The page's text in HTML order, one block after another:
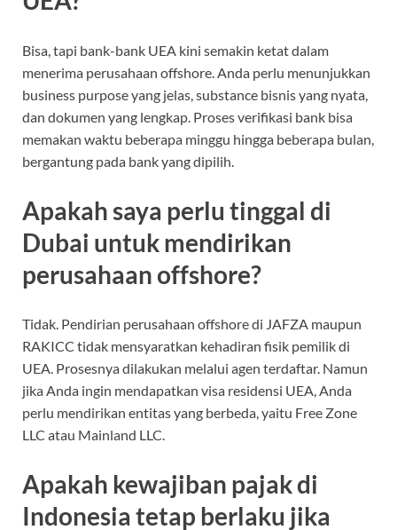
Bisa, tapi bank-bank UEA kini semakin ketat dalam
menerima perusahaan offshore. Anda perlu menunjukkan
business purpose yang jelas, substance bisnis yang nyata,
dan dokumen yang lengkap. Proses verifikasi bank bisa
memakan waktu beberapa minggu hingga beberapa bulan,
bergantung pada bank yang dipilih.
Apakah saya perlu tinggal di
Dubai untuk mendirikan
perusahaan offshore?
Tidak. Pendirian perusahaan offshore di JAFZA maupun
RAKICC tidak mensyaratkan kehadiran fisik pemilik di
UEA. Prosesnya dilakukan melalui agen terdaftar. Namun
jika Anda ingin mendapatkan visa residensi UEA, Anda
perlu mendirikan entitas yang berbeda, yaitu Free Zone
LLC atau Mainland LLC.
Apakah kewajiban pajak di
Indonesia tetap berlaku jika